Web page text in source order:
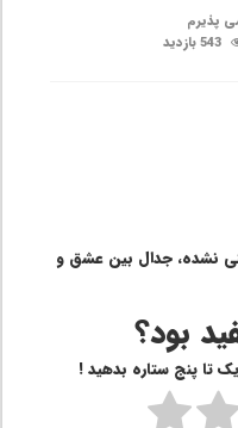
پذیرم
543 بازدید
نشده، جدال بین عشق و
بود؟
تا پنج ستاره بدهید !